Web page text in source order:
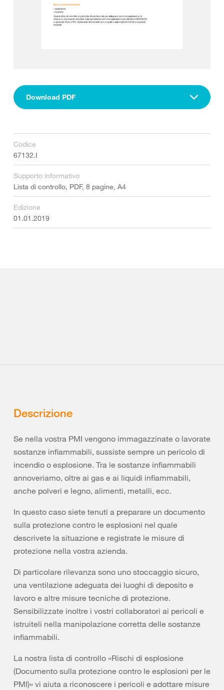
Download PDF
Codice
67132.I
Supporto informativo
Lista di controllo, PDF, 8 pagine, A4
Edizione
01.01.2019
Descrizione
Se nella vostra PMI vengono immagazzinate o lavorate
sostanze infiammabili, sussiste sempre un pericolo di
incendio o esplosione. Tra le sostanze infiammabili
annoveriamo, oltre ai gas e ai liquidi infiammabili,
anche polveri e legno, alimenti, metalli, ecc.
In questo caso siete tenuti a preparare un documento
sulla protezione contro le esplosioni nel quale
descrivete la situazione e registrate le misure di
protezione nella vostra azienda.
Di particolare rilevanza sono uno stoccaggio sicuro,
una ventilazione adeguata dei luoghi di deposito e
lavoro e altre misure tecniche di protezione.
Sensibilizzate inoltre i vostri collaboratori ai pericoli e
istruiteli nella manipolazione corretta delle sostanze
infiammabili.
La nostra lista di controllo «Rischi di esplosione
(Documento sulla protezione contro le esplosioni per le
PMI)» vi aiuta a riconoscere i pericoli e adottare misure